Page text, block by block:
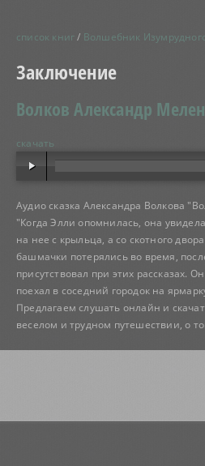
список книг/ Волшебник
Заключение
Волков Александр
скачать
Аудио сказка Александра Волкова
"Когда Элли опомнилась, она
на нее с крыльца, а со скотного
башмачки потерялись во время,
присутствовал при этих рассказах.
поехал в соседний городок на
Предлагаем слушать онлайн и
веселом и трудном путешествии, о